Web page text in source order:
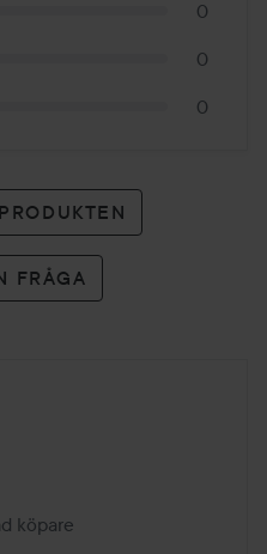
0
0
0
FRÅGA
4 år
köpare